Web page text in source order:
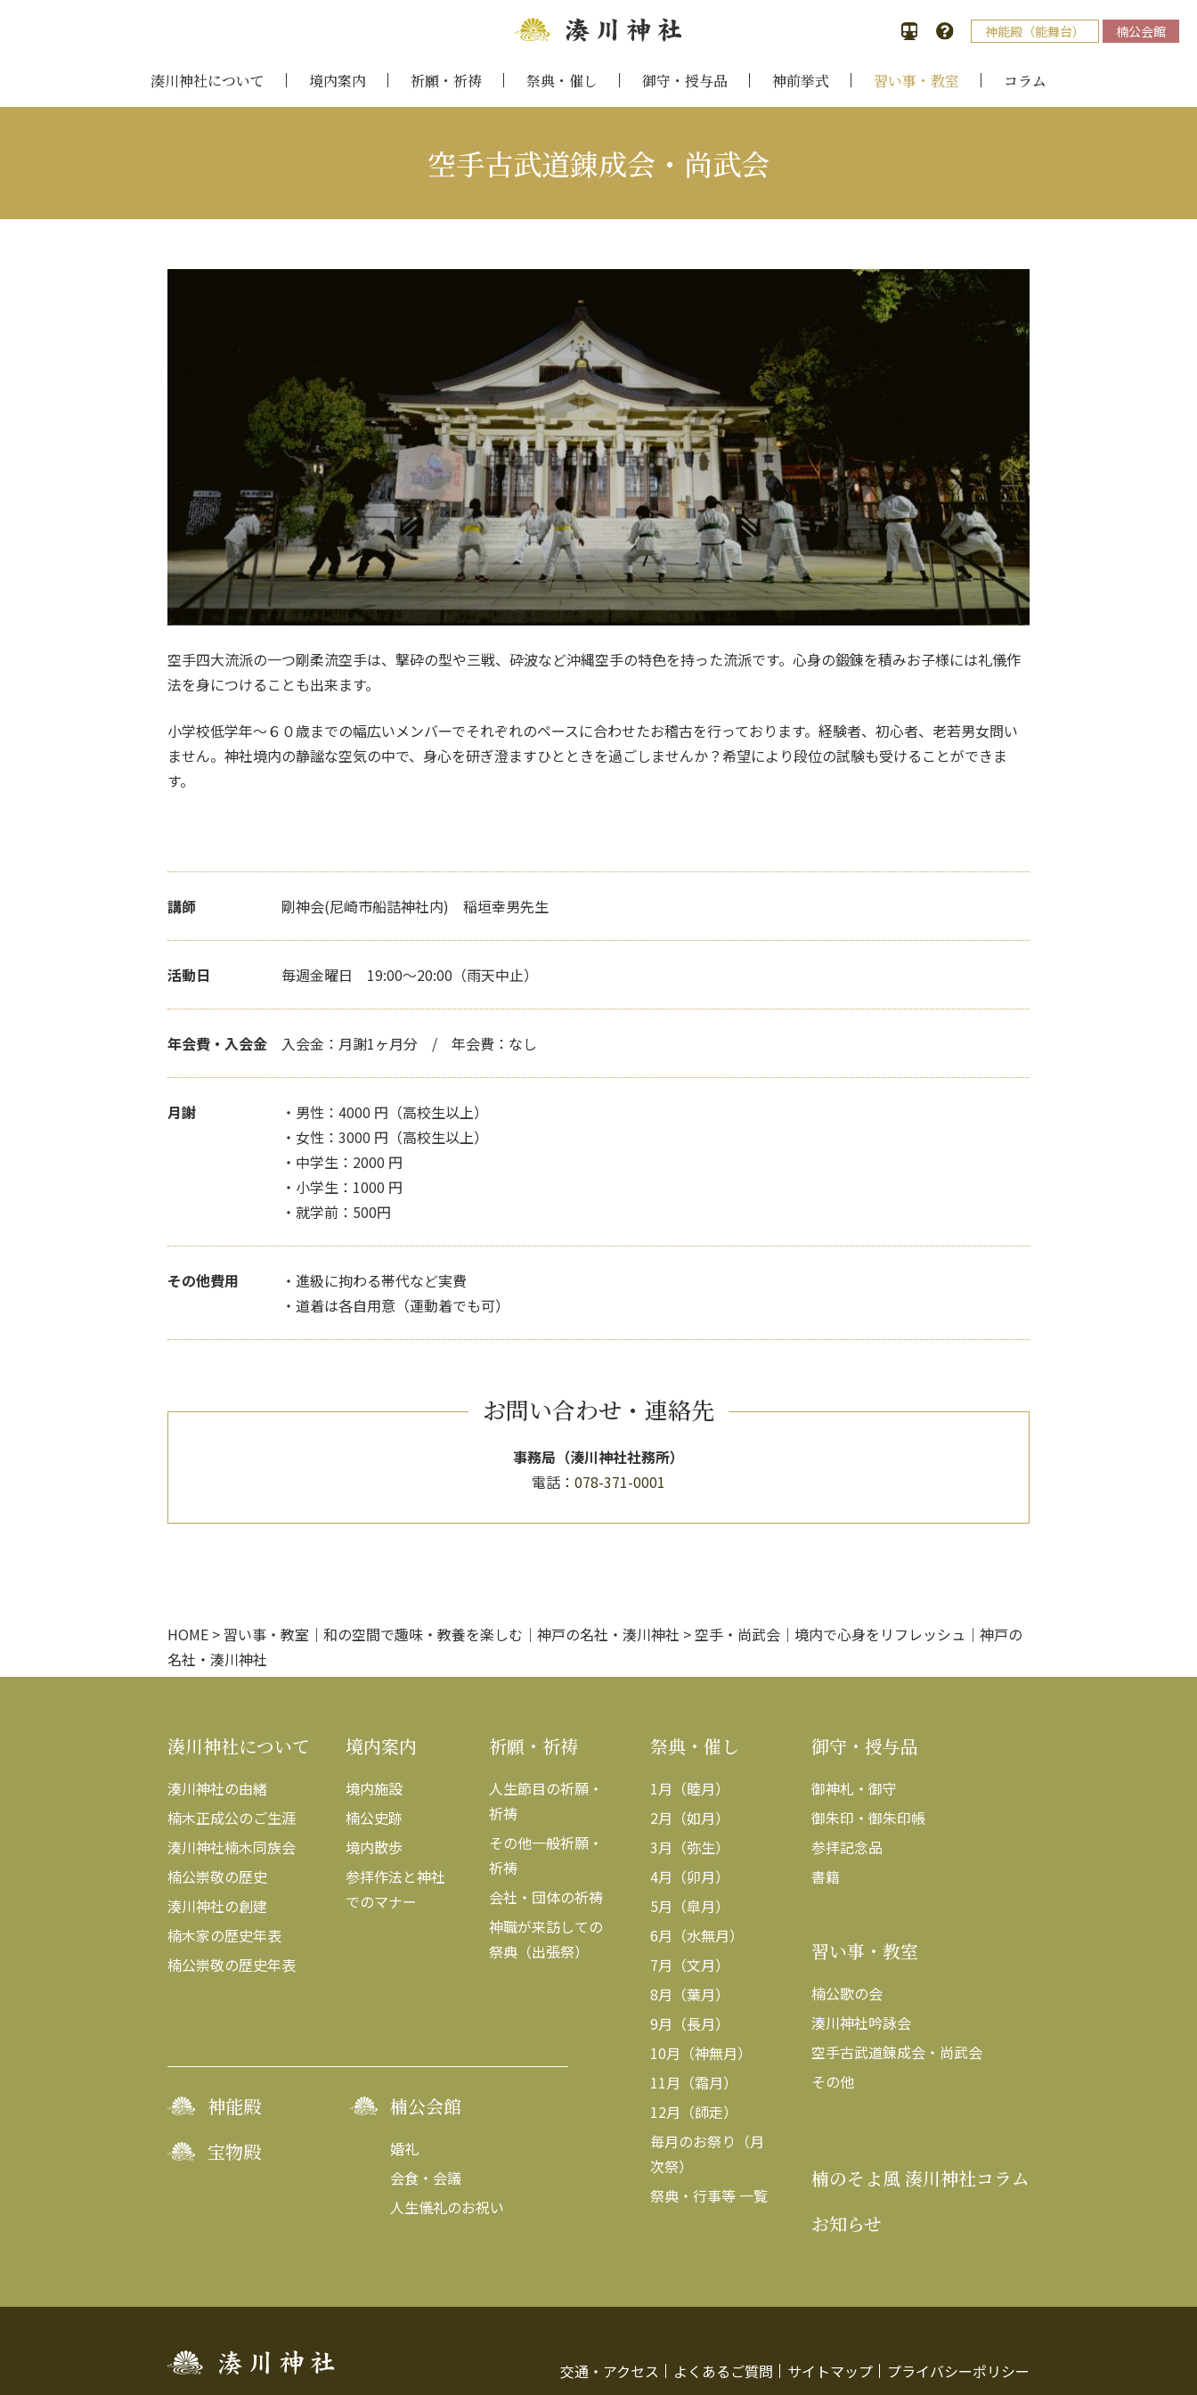
湊川神社について 境内案内 祈願・祈祷 祭典・催し 御守・授与品 神前挙式 習い事・教室 コラム
神能殿（能舞台） 楠公会館
空手古武道錬成会・尚武会
空手四大流派の一つ剛柔流空手は、撃砕の型や三戦、砕波など沖縄空手の特色を持った流派です。心身の鍛錬を積みお子様には礼儀作
法を身につけることも出来ます。
小学校低学年～６０歳までの幅広いメンバーでそれぞれのペースに合わせたお稽古を行っております。経験者、初心者、老若男女問い
ません。神社境内の静謐な空気の中で、身心を研ぎ澄ますひとときを過ごしませんか？希望により段位の試験も受けることができま
す。
講師 剛神会(尼崎市船詰神社内) 稲垣幸男先生
活動日 毎週金曜日 19:00～20:00（雨天中止）
年会費・入会金 入会金：月謝1ヶ月分 / 年会費：なし
月謝
・男性：4000 円（高校生以上）
・女性：3000 円（高校生以上）
・中学生：2000 円
・小学生：1000 円
・就学前：500円
その他費用
・進級に拘わる帯代など実費
・道着は各自用意（運動着でも可）
お問い合わせ ・連絡先
事務局（湊川神社社務所）
電話： 078-371-0001
HOME >習い事・教室｜和の空間で趣味・教養を楽しむ｜神戸の名社・湊川神社 >空手・尚武会｜境内で心身をリフレッシュ｜神戸の
名社・湊川神社
湊川神社について
湊川神社の由緒
楠木正成公のご生涯
湊川神社楠木同族会
楠公崇敬の歴史
湊川神社の創建
楠木家の歴史年表
楠公崇敬の歴史年表
境内案内
境内施設
楠公史跡
境内散歩
参拝作法と神社
でのマナー
祈願・祈祷
人生節目の祈願・
祈祷
その他一般祈願・
祈祷
会社・団体の祈祷
神職が来訪しての
祭典（出張祭）
祭典・催し
1月（睦月）
2月（如月）
3月（弥生）
4月（卯月）
5月（皐月）
6月（水無月）
7月（文月）
8月（葉月）
9月（長月）
10月（神無月）
11月（霜月）
12月（師走）
毎月のお祭り（月
次祭）
祭典・行事等 一覧
御守・授与品
御神札・御守
御朱印・御朱印帳
参拝記念品
書籍
習い事・教室
楠公歌の会
湊川神社吟詠会
空手古武道錬成会・尚武会
その他
楠のそよ風 湊川神社コラム
お知らせ
神能殿
宝物殿
楠公会館
婚礼
会食・会議
人生儀礼のお祝い
交通・アクセス よくあるご質問 サイトマップ プライバシーポリシー